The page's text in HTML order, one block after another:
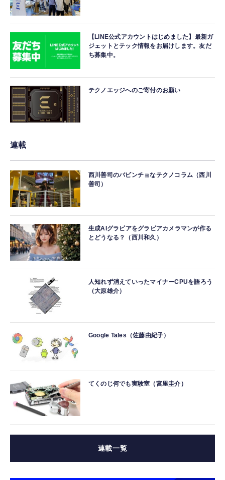
【LINE公式アカウントはじめました】最新ガ
ジェットとテック情報をお届けします。友だ
ち募集中。
テクノエッジへのご寄付のお願い
連載
西川善司のバビンチョなテクノコラム（西川
善司）
生成AIグラビアをグラビアカメラマンが作る
とどうなる？（西川和久）
人知れず消えていったマイナーCPUを語ろう
（大原雄介）
Google Tales（佐藤由紀子）
てくのじ何でも実験室（宮里圭介）
連載一覧